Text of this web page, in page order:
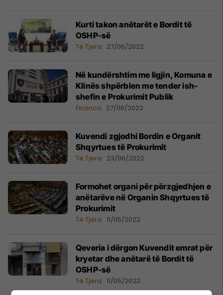
Kurti takon anëtarët e Bordit të
OSHP-së
Të Tjera 27/06/2022
Në kundërshtim me ligjin, Komuna e
Klinës shpërblen me tender ish-
shefin e Prokurimit Publik
Financa 27/06/2022
​Kuvendi zgjodhi Bordin e Organit
Shqyrtues të Prokurimit
Të Tjera 23/06/2022
Formohet organi për përzgjedhjen e
anëtarëve në Organin Shqyrtues të
Prokurimit
Të Tjera 11/05/2022
Qeveria i dërgon Kuvendit emrat për
kryetar dhe anëtarë të Bordit të
OSHP-së
Të Tjera 11/05/2022